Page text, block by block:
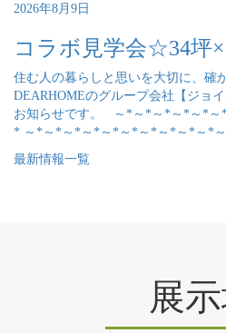
2026年8月9日
コラボ見学会☆34坪
住む人の暮らしと思いを大切に、確
DEARHOMEのグループ会社【ジョ
お知らせです。 ～*～*～*～*～*
* ～*～*～*～*～*～*～*～*～*
最新情報一覧
展